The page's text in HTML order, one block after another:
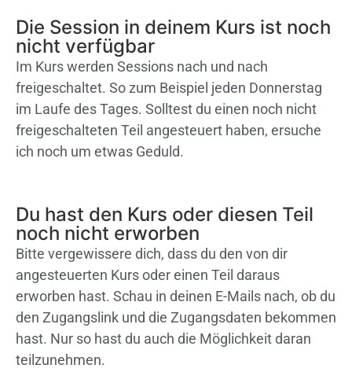
Die Session in deinem Kurs ist noch
nicht verfügbar
Im Kurs werden Sessions nach und nach
freigeschaltet. So zum Beispiel jeden Donnerstag
im Laufe des Tages. Solltest du einen noch nicht
freigeschalteten Teil angesteuert haben, ersuche
ich noch um etwas Geduld.
Du hast den Kurs oder diesen Teil
noch nicht erworben
Bitte vergewissere dich, dass du den von dir
angesteuerten Kurs oder einen Teil daraus
erworben hast. Schau in deinen E-Mails nach, ob du
den Zugangslink und die Zugangsdaten bekommen
hast. Nur so hast du auch die Möglichkeit daran
teilzunehmen.